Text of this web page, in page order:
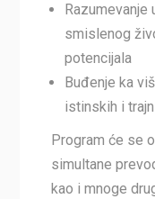
smislenog
potencijala
Buđenje ka
istinskih i
Program će se
simultane
kao i mnoge